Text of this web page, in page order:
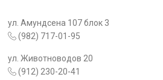
ул. Амундсена 107 блок 3
(982) 717-01-95
ул. Животноводов 20
(912) 230-20-41